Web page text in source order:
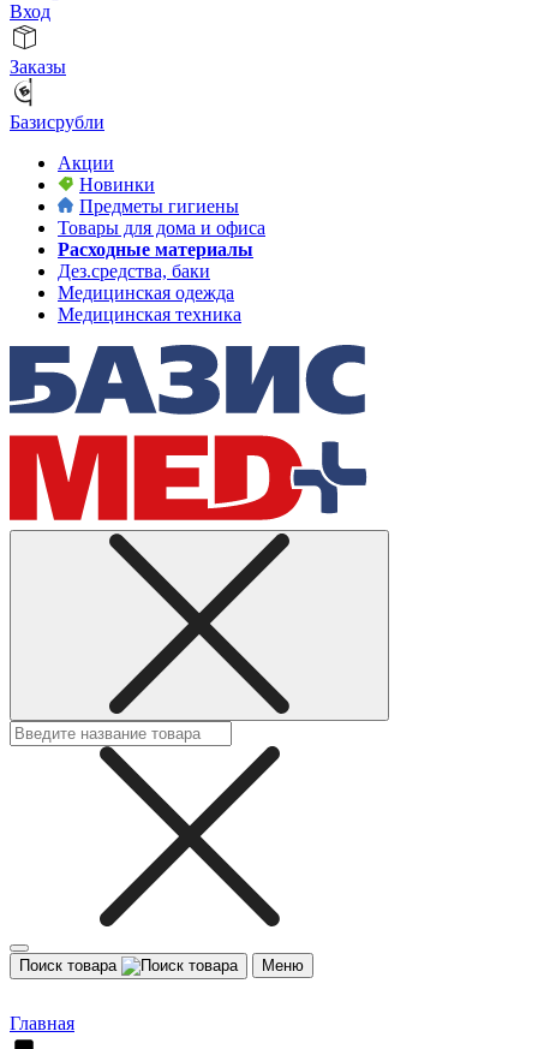
Вход
Заказы
Базисрубли
Акции
Новинки
Предметы гигиены
Товары для дома и офиса
Расходные материалы
Дез.средства, баки
Медицинская одежда
Медицинская техника
Поиск товара Меню
Главная